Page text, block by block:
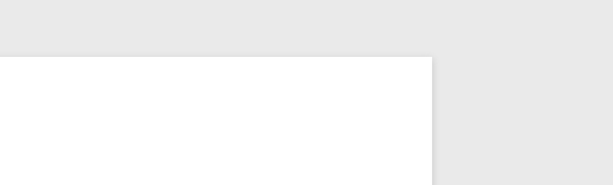
THE OFFICIAL WEBSITE＞